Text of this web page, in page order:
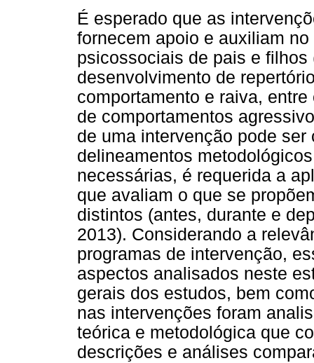
É esperado que as
fornecem apoio e auxiliam
psicossociais de pais e filhos
desenvolvimento de
comportamento e raiva,
de comportamentos
de uma intervenção pode
delineamentos
necessárias, é requerida a
que avaliam o que se
distintos (antes, durante e
2013). Considerando a
programas de intervenção,
aspectos analisados neste
gerais dos estudos, bem
nas intervenções foram
teórica e metodológica que
descrições e análises